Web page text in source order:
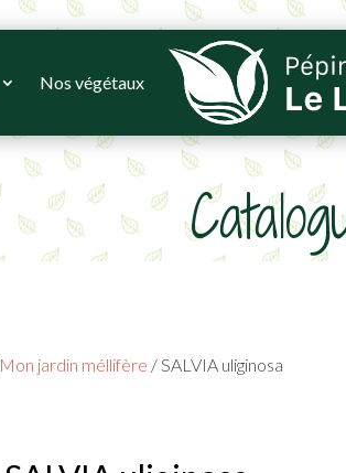
Nos végétaux
Mon jardin méllifère / SALVIA uliginosa